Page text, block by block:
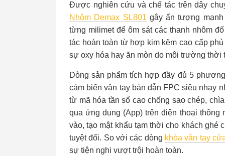
Được nghiên cứu và chế tác trên dây
Nhôm Demax SL801 gây ấn tượng
từng milimet để ôm sát các thanh nhôm
tác hoàn toàn từ hợp kim kẽm cao cấp
sự oxy hóa hay ăn mòn do môi trường thời
Dòng sản phẩm tích hợp đầy đủ 5
cảm biến vân tay bán dẫn FPC siêu nhạy
từ mã hóa tần số cao chống sao chép,
qua ứng dụng (App) trên điện thoại
vào, tạo mật khẩu tạm thời cho khách ghé
tuyệt đối. So với các dòng khóa vân tay
sự tiện nghi vượt trội hoàn toàn.